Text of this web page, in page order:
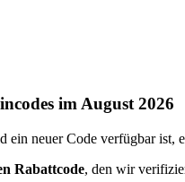
im August 2026
neuer Code verfügbar ist,
Rabattcode, den wir